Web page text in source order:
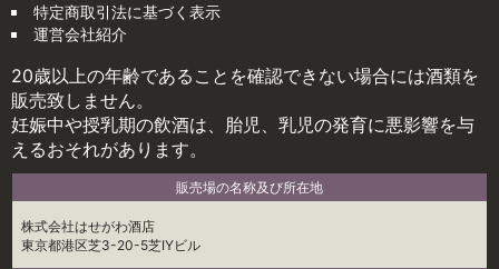
特定商取引法に基づく表示
運営会社紹介
20歳以上の年齢であることを確認できない場合には酒類を
販売致しません。
妊娠中や授乳期の飲酒は、胎児、乳児の発育に悪影響を与
えるおそれがあります。
販売場の名称及び所在地
株式会社はせがわ酒店
東京都港区芝3-20-5芝IYビル